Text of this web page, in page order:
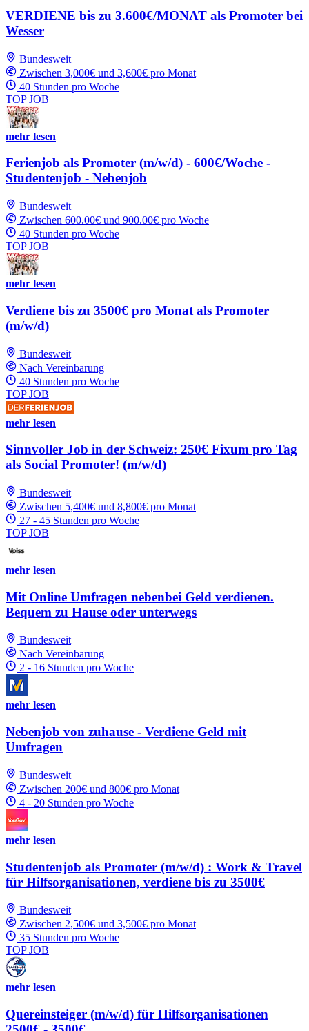
VERDIENE bis zu 3.600€/MONAT als Promoter bei
Wesser
Bundesweit
Zwischen 3,000€ und 3,600€ pro Monat
40 Stunden pro Woche
TOP JOB
mehr lesen
Ferienjob als Promoter (m/w/d) - 600€/Woche -
Studentenjob - Nebenjob
Bundesweit
Zwischen 600.00€ und 900.00€ pro Woche
40 Stunden pro Woche
TOP JOB
mehr lesen
Verdiene bis zu 3500€ pro Monat als Promoter
(m/w/d)
Bundesweit
Nach Vereinbarung
40 Stunden pro Woche
TOP JOB
mehr lesen
Sinnvoller Job in der Schweiz: 250€ Fixum pro Tag
als Social Promoter! (m/w/d)
Bundesweit
Zwischen 5,400€ und 8,800€ pro Monat
27 - 45 Stunden pro Woche
TOP JOB
mehr lesen
Mit Online Umfragen nebenbei Geld verdienen.
Bequem zu Hause oder unterwegs
Bundesweit
Nach Vereinbarung
2 - 16 Stunden pro Woche
mehr lesen
Nebenjob von zuhause - Verdiene Geld mit
Umfragen
Bundesweit
Zwischen 200€ und 800€ pro Monat
4 - 20 Stunden pro Woche
mehr lesen
Studentenjob als Promoter (m/w/d) : Work & Travel
für Hilfsorganisationen, verdiene bis zu 3500€
Bundesweit
Zwischen 2,500€ und 3,500€ pro Monat
35 Stunden pro Woche
TOP JOB
mehr lesen
Quereinsteiger (m/w/d) für Hilfsorganisationen